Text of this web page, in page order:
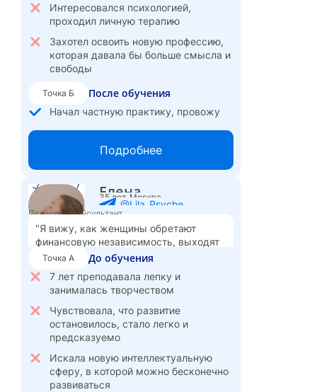
Вижу карьерные перспективы и
развитие в том, что мне интересно и
полезно для других
Интересовался психологией,
проходил личную терапию
Захотел освоить новую профессию,
которая давала бы больше смысла и
свободы
Точка Б После обучения
Начал частную практику, провожу
Специализируюсь на работе с
невротическими клиентами
психологическим
консультированием, получаю больше
Психология даёт мне больше
карьерных возможностей и свободы
– планирую развиваться в
корпоративной психологии или
тренинг-менеджменте
Стоимость консультации:2 900₽онлайн,
очно
Подробнее
Елена
35 лет, Москва
@Lila_Psyche
Психолог-консультант
"Я вижу, как женщины обретают
финансовую независимость, выходят
из деструктивных отношений и
вдохновляет."
Точка А До обучения
7 лет преподавала лепку и
занималась творчеством
Чувствовала, что развитие
остановилось, стало легко и
предсказуемо
Искала новую интеллектуальную
сферу, в которой можно бесконечно
развиваться